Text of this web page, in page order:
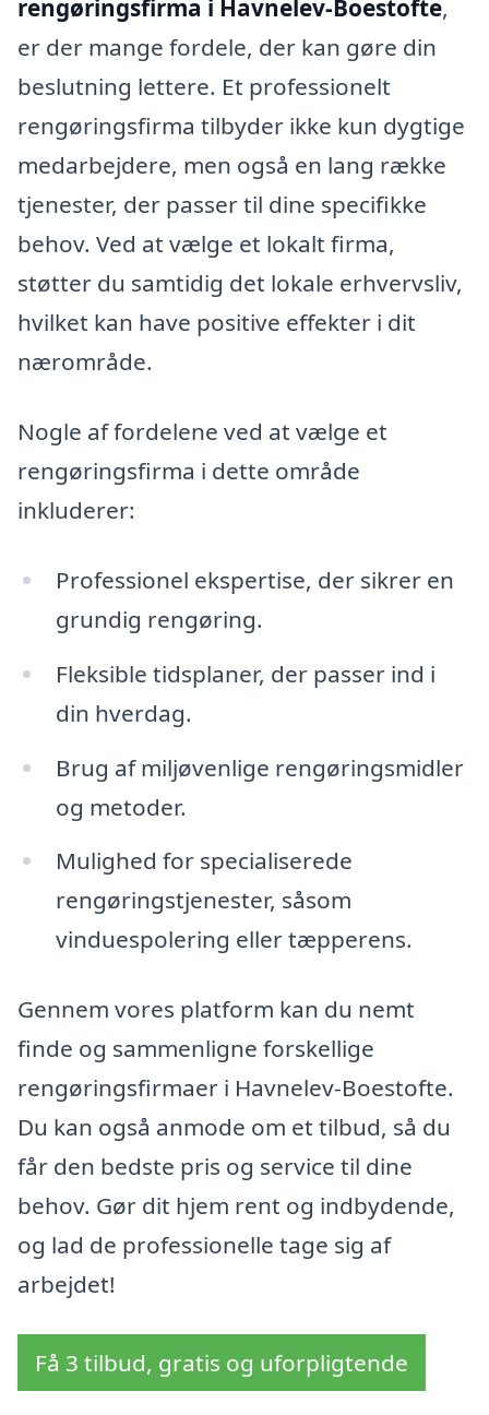
rengøringsfirma i Havnelev-Boestofte,
er der mange fordele, der kan gøre din
beslutning lettere. Et professionelt
rengøringsfirma tilbyder ikke kun dygtige
medarbejdere, men også en lang række
tjenester, der passer til dine specifikke
behov. Ved at vælge et lokalt firma,
støtter du samtidig det lokale erhvervsliv,
hvilket kan have positive effekter i dit
nærområde.
Nogle af fordelene ved at vælge et
rengøringsfirma i dette område
inkluderer:
Professionel ekspertise, der sikrer en
grundig rengøring.
Fleksible tidsplaner, der passer ind i
din hverdag.
Brug af miljøvenlige rengøringsmidler
og metoder.
Mulighed for specialiserede
rengøringstjenester, såsom
vinduespolering eller tæpperens.
Gennem vores platform kan du nemt
finde og sammenligne forskellige
rengøringsfirmaer i Havnelev-Boestofte.
Du kan også anmode om et tilbud, så du
får den bedste pris og service til dine
behov. Gør dit hjem rent og indbydende,
og lad de professionelle tage sig af
arbejdet!
Få 3 tilbud, gratis og uforpligtende